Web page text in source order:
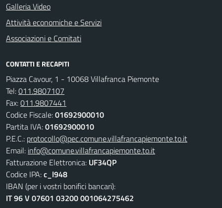
Galleria Video
Attività economiche e Servizi
Associazioni e Comitati
CONTATTI E RECAPITI
Piazza Cavour, 1 - 10068 Villafranca Piemonte
Tel:011.9807107
Fax:011.9807441
Codice Fiscale:01692900010
Partita IVA:01692900010
P.E.C.: protocollo@pec.comune.villafrancapiemonte.to.it
Email: info@comune.villafrancapiemonte.to.it
Fatturazione Elettronica: UF34QP
Codice IPA:c_l948
IBAN (per i vostri bonifici bancari):
IT 96 V 07601 03200 001064275462